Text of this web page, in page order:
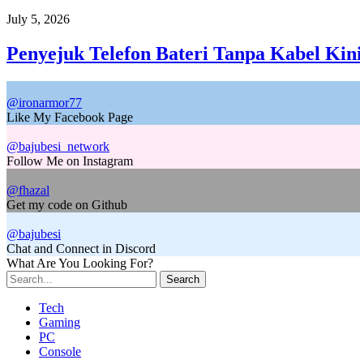
July 5, 2026
Penyejuk Telefon Bateri Tanpa Kabel
@ironarmor77
Like My Facebook Page
@bajubesi_network
Follow Me on Instagram
@fhazal
Get my code on Github
@bajubesi
Chat and Connect in Discord
What Are You Looking For?
Search
Tech
Gaming
PC
Console